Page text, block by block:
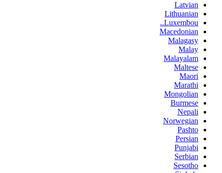
Latvian
Lithuanian
Luxembou..
Macedonian
Malagasy
Malay
Malayalam
Maltese
Maori
Marathi
Mongolian
Burmese
Nepali
Norwegian
Pashto
Persian
Punjabi
Serbian
Sesotho